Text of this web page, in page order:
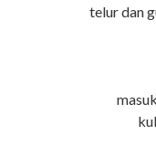
telur dan